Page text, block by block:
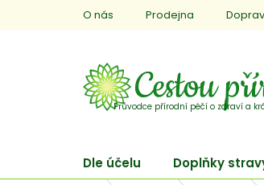
O nás Prodejna
Dle účelu Doplňky